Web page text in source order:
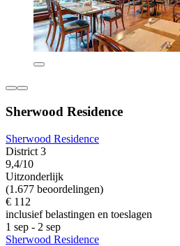
Sherwood Residence
Sherwood Residence
District 3
9,4/10
Uitzonderlijk
(1.677 beoordelingen)
€ 112
inclusief belastingen en toeslagen
1 sep - 2 sep
Sherwood Residence